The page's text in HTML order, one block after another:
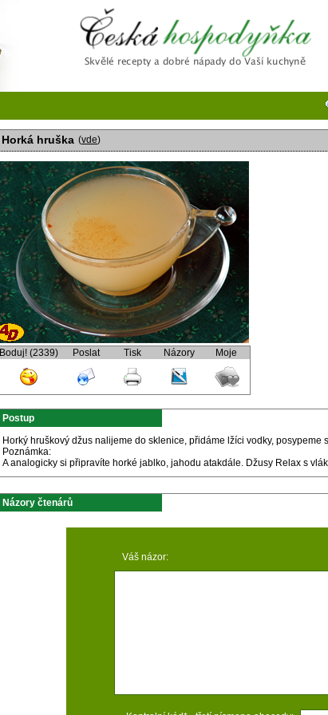
Česká hospodyňka
Horká hruška (vde)
Boduj! (2339) Poslat Tisk Názory Moje
Postup
Horký hruškový džus nalijeme do sklenice, přidáme lžíci vodky, posypeme
Poznámka:
A analogicky si připravíte horké jablko, jahodu atakdále. Džusy Relax s
Názory čtenárů
Váš názor: